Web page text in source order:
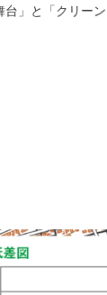
関する内容を一
（木）に開始予定
」と「クリー